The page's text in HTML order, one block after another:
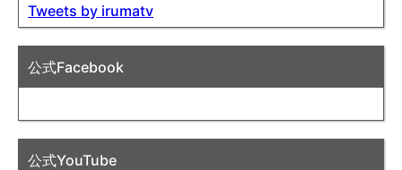
Tweets by irumatv
公式Facebook
公式YouTube